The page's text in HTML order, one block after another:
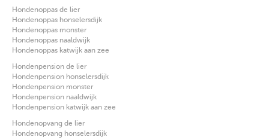
Hondenoppas de lier
Hondenoppas honselersdijk
Hondenoppas monster
Hondenoppas naaldwijk
Hondenoppas katwijk aan zee
Hondenpension de lier
Hondenpension honselersdijk
Hondenpension monster
Hondenpension naaldwijk
Hondenpension katwijk aan zee
Hondenopvang de lier
Hondenopvang honselersdijk